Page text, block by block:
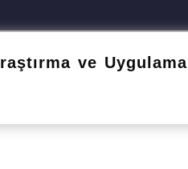
ve Uygulama